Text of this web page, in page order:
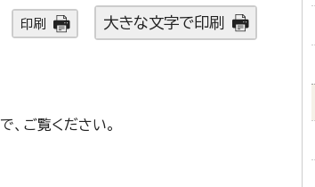
印刷 大きな文字で印刷
、ご覧ください。